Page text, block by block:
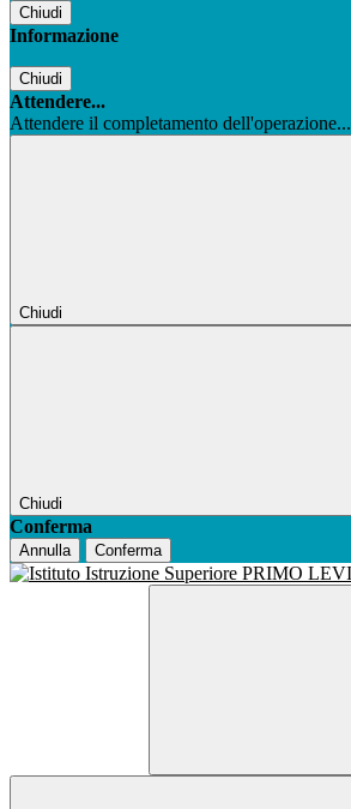
Chiudi
Informazione
Chiudi
Attendere...
Attendere il completamento dell'operazione...
Chiudi
Chiudi
Conferma
Annulla Conferma